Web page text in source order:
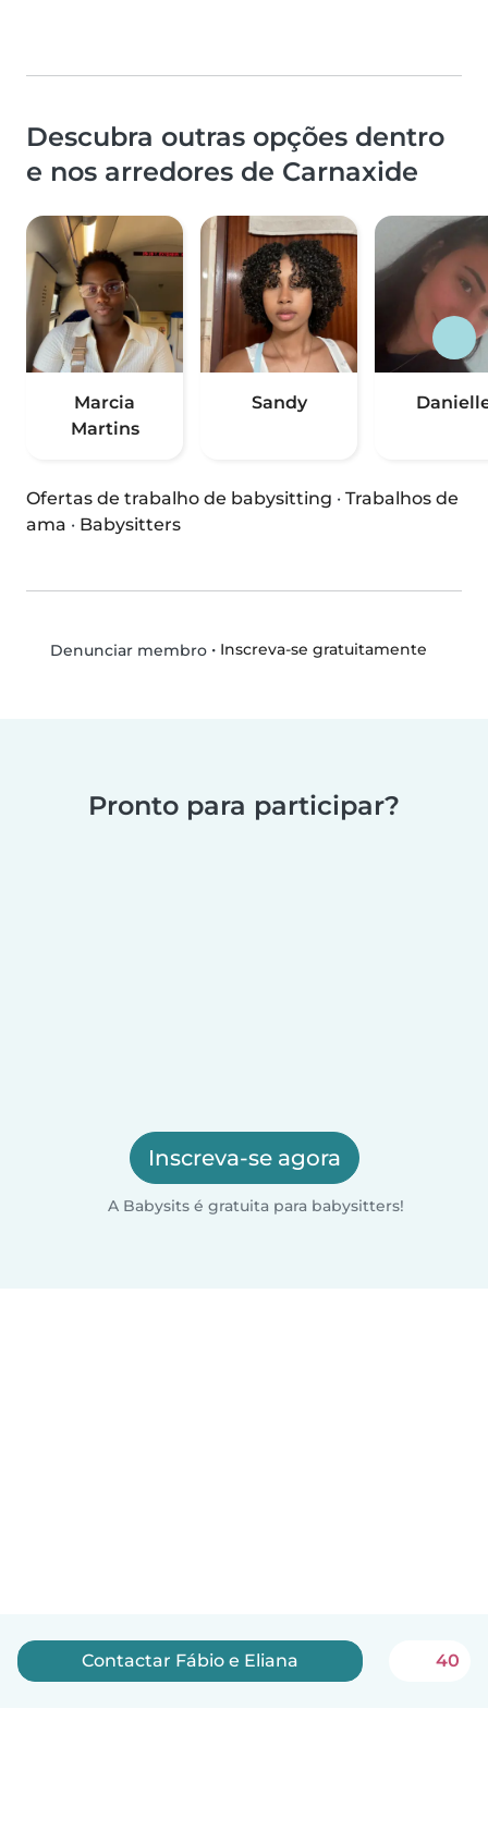
Descubra outras opções dentro
e nos arredores de Carnaxide
Marcia
Martins
Sandy
Ofertas de trabalho de babysitting · Trabalhos de
ama · Babysitters
Denunciar membro• Inscreva-se gratuitamente
Pronto para participar?
Inscreva-se agora
A Babysits é gratuita para babysitters!
Contactar Fábio e Eliana 40